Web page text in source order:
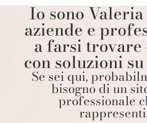
Io sono
aziende e
a farsi
con soluzioni
Se sei qui,
bisogno di un
professionale